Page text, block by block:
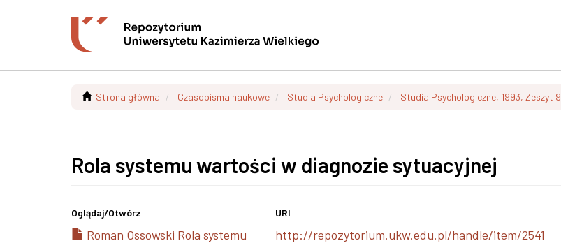
Strona główna Czasopisma naukowe Studia Psychologiczne Studia Psychologiczne, 1993, Zeszyt 9
Rola systemu wartości w diagnozie sytuacyjnej
Oglądaj/Otwórz
Roman Ossowski Rola systemu
URI
http://repozytorium.ukw.edu.pl/handle/item/2541